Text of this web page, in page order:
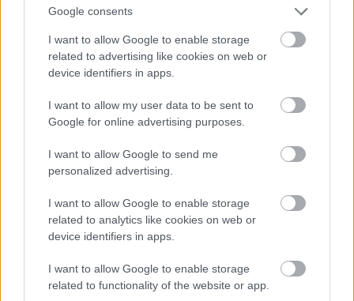
Google consents
I want to allow Google to enable storage
related to advertising like cookies on web or
device identifiers in apps.
I want to allow my user data to be sent to
Google for online advertising purposes.
I want to allow Google to send me
personalized advertising.
I want to allow Google to enable storage
related to analytics like cookies on web or
device identifiers in apps.
I want to allow Google to enable storage
related to functionality of the website or app.
Ez lesz a menő a következő nyári szezonban a
londoni divathét szerint
Fotó: Victor VIRGILE / Europress / Getty
Jön még kép!